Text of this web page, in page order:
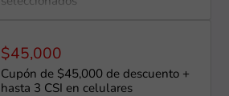
$45,000
Cupón de $45,000 de descuento +
hasta 3 CSI en celulares